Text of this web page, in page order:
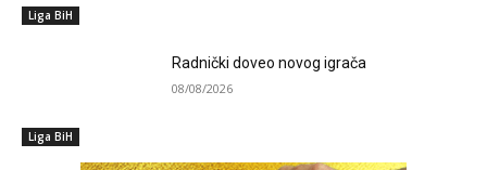
Liga BiH
Liga BiH
Radnički doveo novog igrača
08/08/2026